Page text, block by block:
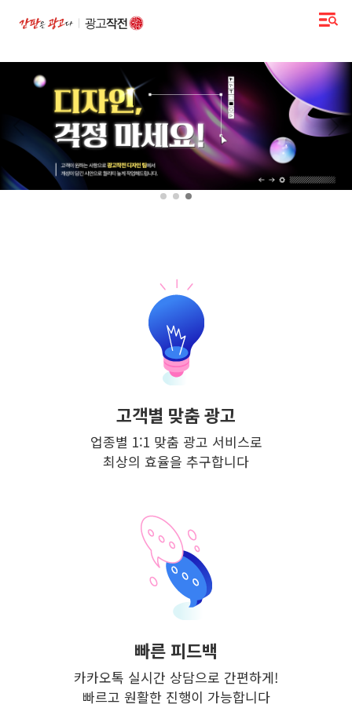
고객별 맞춤 광고
업종별 1:1 맞춤 광고 서비스로
최상의 효율을 추구합니다
빠른 피드백
카카오톡 실시간 상담으로 간편하게!
빠르고 원활한 진행이 가능합니다